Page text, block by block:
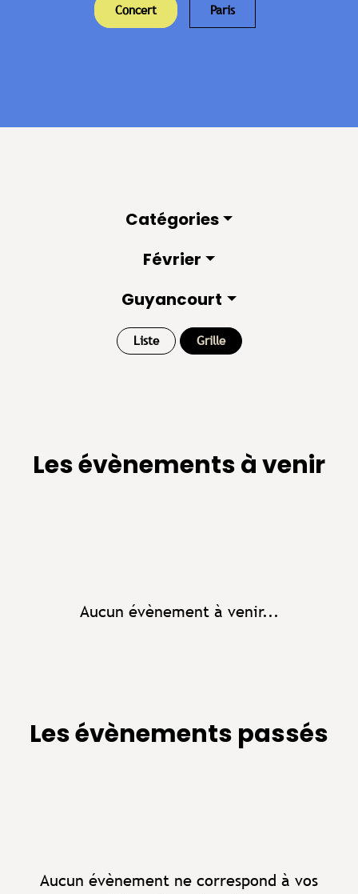
Concert Paris
Catégories
Février
Guyancourt
Liste Grille
Les évènements à venir
Aucun évènement à venir...
Les évènements passés
Aucun évènement ne correspond à vos